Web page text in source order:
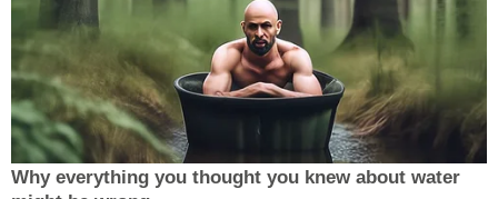
Why everything you thought you knew about water